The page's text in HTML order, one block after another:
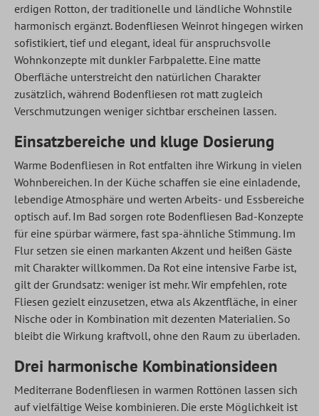
erdigen Rotton, der traditionelle und ländliche Wohnstile
harmonisch ergänzt. Bodenfliesen Weinrot hingegen wirken
sofistikiert, tief und elegant, ideal für anspruchsvolle
Wohnkonzepte mit dunkler Farbpalette. Eine matte
Oberfläche unterstreicht den natürlichen Charakter
zusätzlich, während Bodenfliesen rot matt zugleich
Verschmutzungen weniger sichtbar erscheinen lassen.
Einsatzbereiche und kluge Dosierung
Warme Bodenfliesen in Rot entfalten ihre Wirkung in vielen
Wohnbereichen. In der Küche schaffen sie eine einladende,
lebendige Atmosphäre und werten Arbeits- und Essbereiche
optisch auf. Im Bad sorgen rote Bodenfliesen Bad-Konzepte
für eine spürbar wärmere, fast spa-ähnliche Stimmung. Im
Flur setzen sie einen markanten Akzent und heißen Gäste
mit Charakter willkommen. Da Rot eine intensive Farbe ist,
gilt der Grundsatz: weniger ist mehr. Wir empfehlen, rote
Fliesen gezielt einzusetzen, etwa als Akzentfläche, in einer
Nische oder in Kombination mit dezenten Materialien. So
bleibt die Wirkung kraftvoll, ohne den Raum zu überladen.
Drei harmonische Kombinationsideen
Mediterrane Bodenfliesen in warmen Rottönen lassen sich
auf vielfältige Weise kombinieren. Die erste Möglichkeit ist